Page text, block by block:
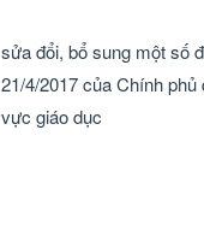
sửa đổi, bổ sung một số
21/4/2017 của Chính
vực giáo dục